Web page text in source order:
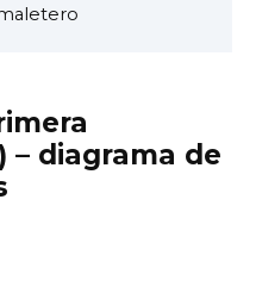
– diagrama de